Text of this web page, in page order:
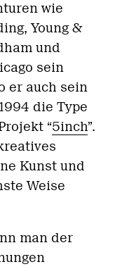
wie
Young &
und
sein
er auch sein
die Type
“5inch”.
Kunst und
Weise
man der